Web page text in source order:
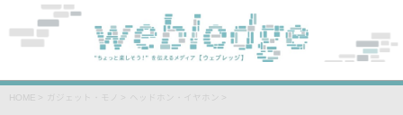
HOME ガジェット・モノ ヘッドホン・イヤホン